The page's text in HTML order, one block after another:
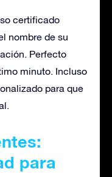
certificado
nombre de su
Perfecto
minuto. Incluso
para que
:
para